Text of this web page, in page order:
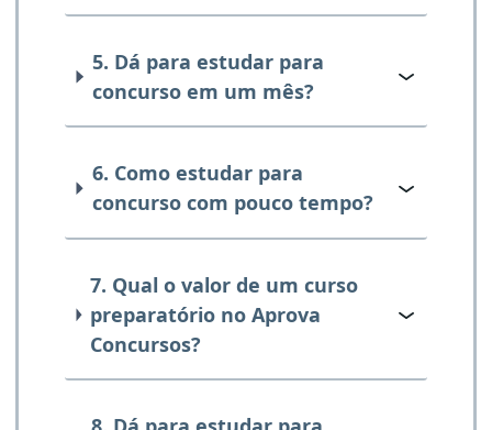
5. Dá para estudar para
concurso em um mês?
6. Como estudar para
concurso com pouco tempo?
7. Qual o valor de um curso
preparatório no Aprova
Concursos?